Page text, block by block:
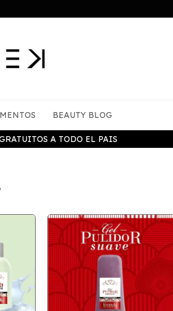
A TODO EL PAIS
BEAUTY BLOG